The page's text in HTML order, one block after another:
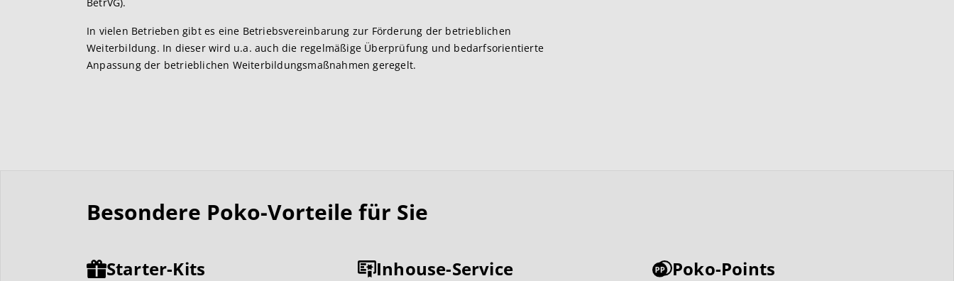
In vielen Betrieben gibt es eine Betriebsvereinbarung zur Förderung der betrieblichen
Weiterbildung. In dieser wird u.a. auch die regelmäßige Überprüfung und bedarfsorientierte
Anpassung der betrieblichen Weiterbildungsmaßnahmen geregelt.
Besondere Poko-Vorteile für Sie
Starter-Kits Inhouse-Service Poko-Points